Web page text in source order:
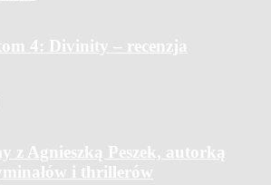
4: Divinity – recenzja
z Agnieszką Peszek, autorką
i thrillerów